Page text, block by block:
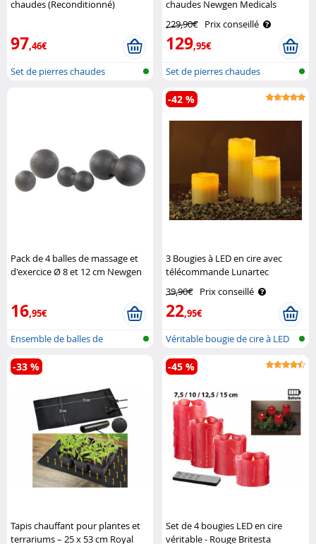
chaudes (Reconditionné)
97,46€
Set de pierres chaudes
chaudes Newgen Medicals
229,90€ Prix conseillé
129,95€
Set de pierres chaudes
Pack de 4 balles de massage et
d'exercice Ø 8 et 12 cm Newgen
16,95€
Ensemble de balles de
massage
3 Bougies à LED en cire avec
télécommande Lunartec
39,90€ Prix conseillé
22,95€
-42 %
Véritable bougie de cire à LED
avec..
Tapis chauffant pour plantes et
terrariums – 25 x 53 cm Royal
-33 %
Set de 4 bougies LED en cire
véritable - Rouge Britesta
-45 %